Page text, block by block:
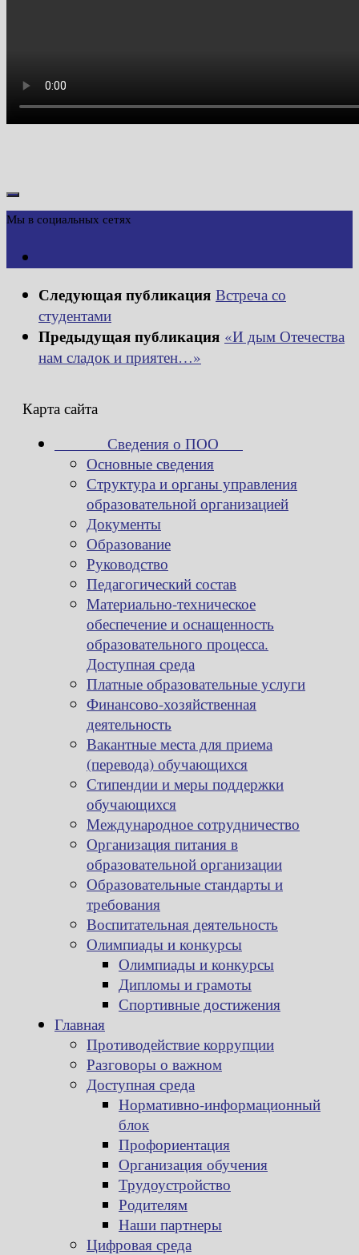
Мы в социальных сетях
Следующая публикация Встреча со
студентами
Предыдущая публикация «И дым Отечества
нам сладок и приятен…»
Карта сайта
Сведения о ПОО
Основные сведения
Структура и органы управления
образовательной организацией
Документы
Образование
Руководство
Педагогический состав
Материально-техническое
обеспечение и оснащенность
образовательного процесса.
Доступная среда
Платные образовательные услуги
Финансово-хозяйственная
деятельность
Вакантные места для приема
(перевода) обучающихся
Стипендии и меры поддержки
обучающихся
Международное сотрудничество
Организация питания в
образовательной организации
Образовательные стандарты и
требования
Воспитательная деятельность
Олимпиады и конкурсы
Олимпиады и конкурсы
Дипломы и грамоты
Спортивные достижения
Главная
Противодействие коррупции
Разговоры о важном
Доступная среда
Нормативно-информационный
блок
Профориентация
Организация обучения
Трудоустройство
Родителям
Наши партнеры
Цифровая среда